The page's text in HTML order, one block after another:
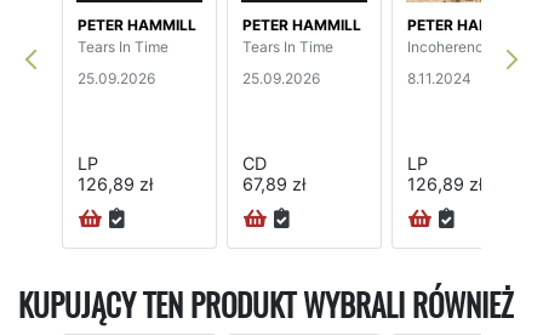
PETER HAMMILL
Tears In Time
25.09.2026
LP
126,89 zł
PETER HAMMILL
Tears In Time
25.09.2026
CD
67,89 zł
PETER HAMMILL
Incoherence
8.11.2024
LP
126,89 zł
KUPUJĄCY TEN PRODUKT WYBRALI RÓWNIEŻ